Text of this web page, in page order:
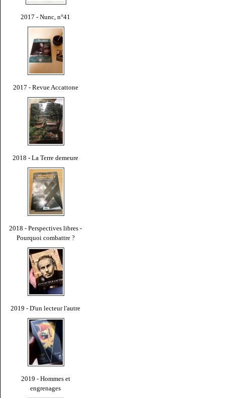
2017 - Nunc, n°41
2017 - Revue Accattone
2018 - La Terre demeure
2018 - Perspectives libres -
Pourquoi combattre ?
2019 - D'un lecteur l'autre
2019 - Hommes et
engrenages